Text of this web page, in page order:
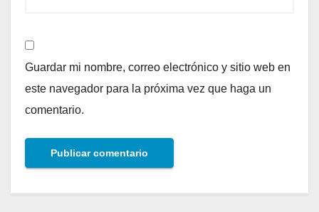
Guardar mi nombre, correo electrónico y sitio web en
este navegador para la próxima vez que haga un
comentario.